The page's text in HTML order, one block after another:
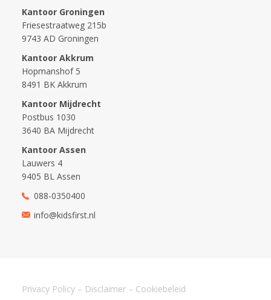
Kantoor Groningen
Friesestraatweg 215b
9743 AD Groningen
Kantoor Akkrum
Hopmanshof 5
8491 BK Akkrum
Kantoor Mijdrecht
Postbus 1030
3640 BA Mijdrecht
Kantoor Assen
Lauwers 4
9405 BL Assen
088-0350400
info@kidsfirst.nl
Privacy Policy – Disclaimer – Cookiebeleid